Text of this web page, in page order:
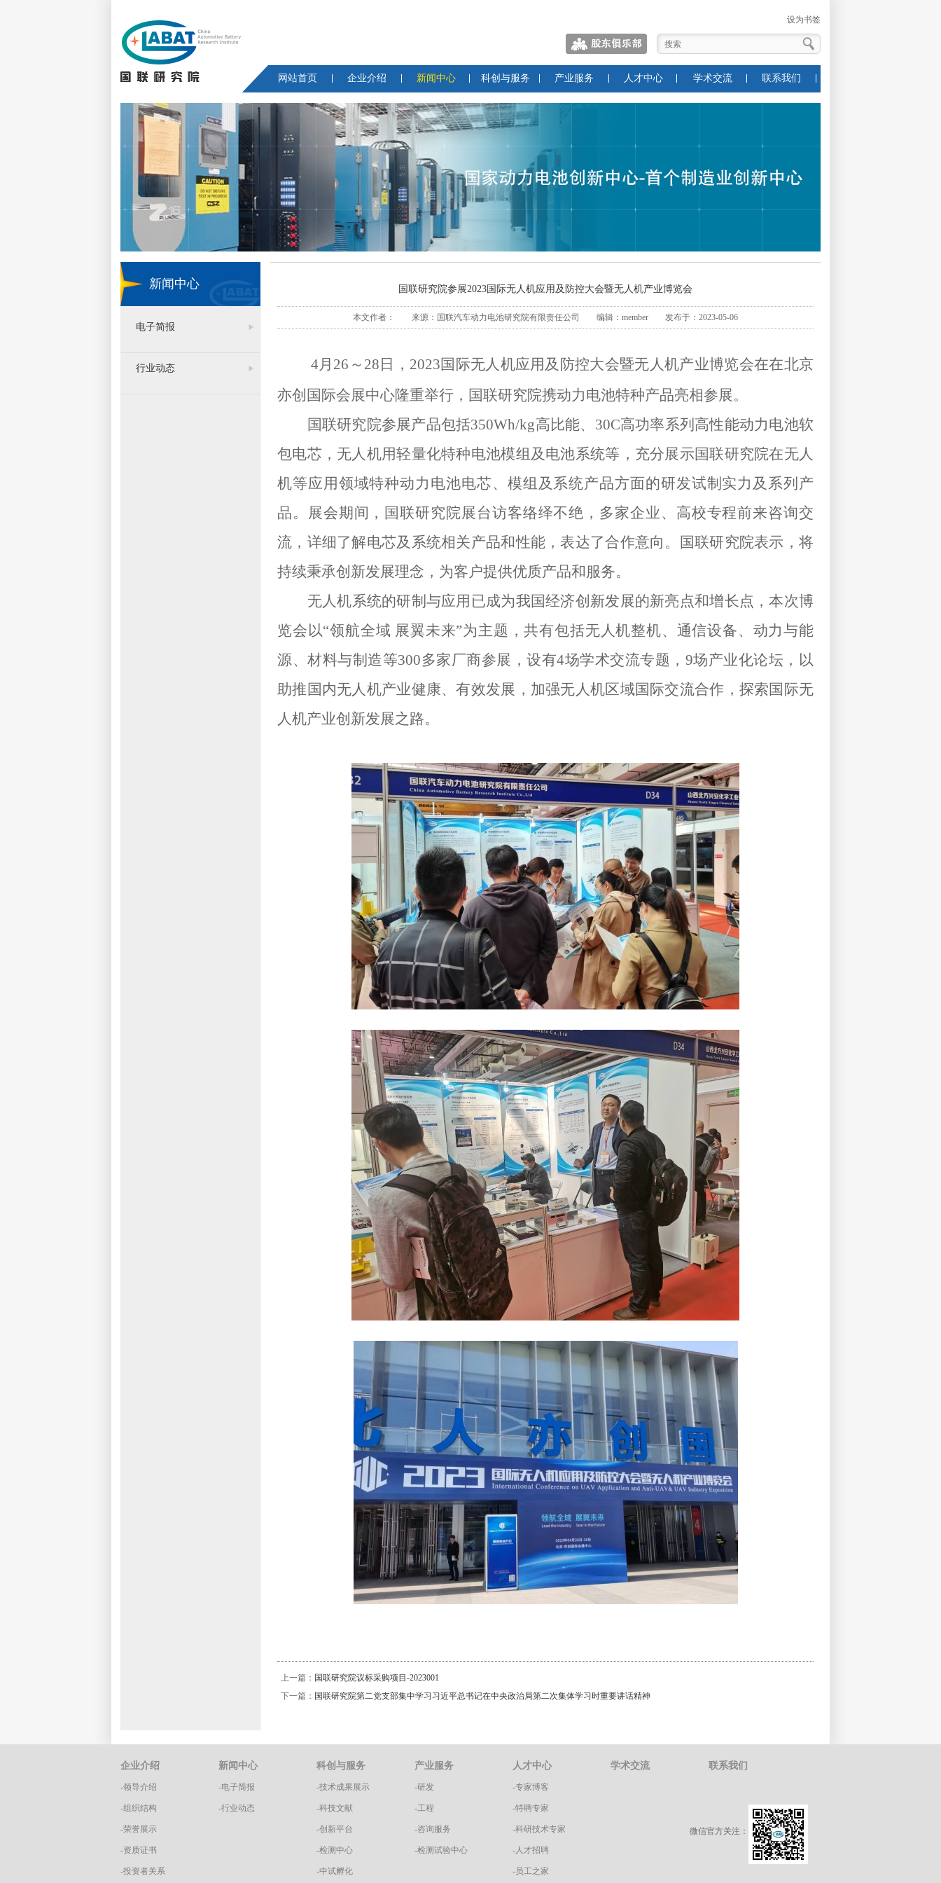
设为书签
网站首页 企业介绍 新闻中心 科创与服务 产业服务 人才中心 学术交流 联系我们
新闻中心
电子简报
行业动态
国联研究院参展2023国际无人机应用及防控大会暨无人机产业博览会
本文作者： 来源：国联汽车动力电池研究院有限责任公司 编辑：member 发布于：2023-05-06
4月26～28日，2023国际无人机应用及防控大会暨无人机产业博览会在在北京
亦创国际会展中心隆重举行，国联研究院携动力电池特种产品亮相参展。
国联研究院参展产品包括350Wh/kg高比能、30C高功率系列高性能动力电池软
包电芯，无人机用轻量化特种电池模组及电池系统等，充分展示国联研究院在无人
机等应用领域特种动力电池电芯、模组及系统产品方面的研发试制实力及系列产
品。展会期间，国联研究院展台访客络绎不绝，多家企业、高校专程前来咨询交
流，详细了解电芯及系统相关产品和性能，表达了合作意向。国联研究院表示，将
持续秉承创新发展理念，为客户提供优质产品和服务。
无人机系统的研制与应用已成为我国经济创新发展的新亮点和增长点，本次博
览会以“领航全域 展翼未来”为主题，共有包括无人机整机、通信设备、动力与能
源、材料与制造等300多家厂商参展，设有4场学术交流专题，9场产业化论坛，以
助推国内无人机产业健康、有效发展，加强无人机区域国际交流合作，探索国际无
人机产业创新发展之路。
上一篇： 国联研究院议标采购项目-2023001
下一篇： 国联研究院第二党支部集中学习习近平总书记在中央政治局第二次集体学习时重要讲话精神
企业介绍
-领导介绍
-组织结构
-荣誉展示
-资质证书
-投资者关系
新闻中心
-电子简报
-行业动态
科创与服务
-技术成果展示
-科技文献
-创新平台
-检测中心
-中试孵化
产业服务
-研发
-工程
-咨询服务
-检测试验中心
人才中心
-专家博客
-特聘专家
-科研技术专家
-人才招聘
-员工之家
学术交流 联系我们
微信官方关注：